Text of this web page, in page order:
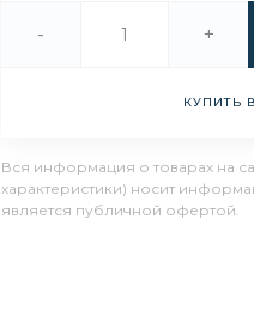
- +
КУПИТЬ
Вся информация о товарах на
характеристики) носит
является публичной офертой.